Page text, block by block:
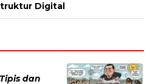
Digital
dan